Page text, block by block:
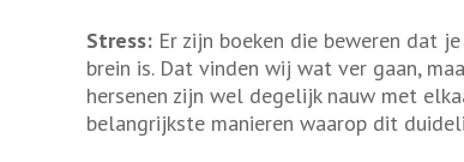
Stress: Er zijn boeken die beweren dat
brein is. Dat vinden wij wat ver gaan,
hersenen zijn wel degelijk nauw met
belangrijkste manieren waarop dit